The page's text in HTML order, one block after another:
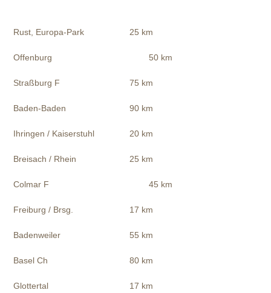
Rust, Europa-Park 25 km
Offenburg 50 km
Straßburg F 75 km
Baden-Baden 90 km
Ihringen / Kaiserstuhl 20 km
Breisach / Rhein 25 km
Colmar F 45 km
Freiburg / Brsg. 17 km
Badenweiler 55 km
Basel Ch 80 km
Glottertal 17 km